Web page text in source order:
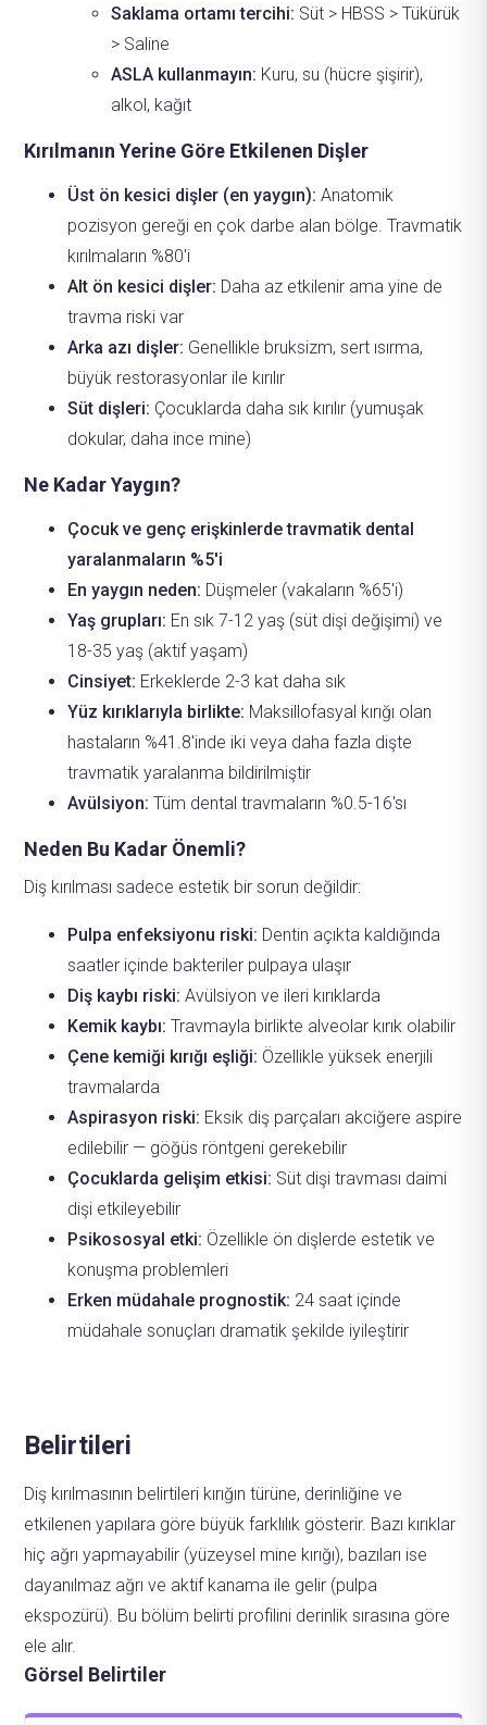
Saklama ortamı tercihi: Süt > HBSS > Tükürük
> Saline
ASLA kullanmayın: Kuru, su (hücre şişirir),
alkol, kağıt
Kırılmanın Yerine Göre Etkilenen Dişler
Üst ön kesici dişler (en yaygın): Anatomik
pozisyon gereği en çok darbe alan bölge. Travmatik
kırılmaların %80'i
Alt ön kesici dişler: Daha az etkilenir ama yine de
travma riski var
Arka azı dişler: Genellikle bruksizm, sert ısırma,
büyük restorasyonlar ile kırılır
Süt dişleri: Çocuklarda daha sık kırılır (yumuşak
dokular, daha ince mine)
Ne Kadar Yaygın?
Çocuk ve genç erişkinlerde travmatik dental
yaralanmaların %5'i
En yaygın neden: Düşmeler (vakaların %65'i)
Yaş grupları: En sık 7-12 yaş (süt dişi değişimi) ve
18-35 yaş (aktif yaşam)
Cinsiyet: Erkeklerde 2-3 kat daha sık
Yüz kırıklarıyla birlikte: Maksillofasyal kırığı olan
hastaların %41.8'inde iki veya daha fazla dişte
travmatik yaralanma bildirilmiştir
Avülsiyon: Tüm dental travmaların %0.5-16'sı
Neden Bu Kadar Önemli?
Diş kırılması sadece estetik bir sorun değildir:
Pulpa enfeksiyonu riski: Dentin açıkta kaldığında
saatler içinde bakteriler pulpaya ulaşır
Diş kaybı riski: Avülsiyon ve ileri kırıklarda
Kemik kaybı: Travmayla birlikte alveolar kırık olabilir
Çene kemiği kırığı eşliği: Özellikle yüksek enerjili
travmalarda
Aspirasyon riski: Eksik diş parçaları akciğere aspire
edilebilir — göğüs röntgeni gerekebilir
Çocuklarda gelişim etkisi: Süt dişi travması daimi
dişi etkileyebilir
Psikososyal etki: Özellikle ön dişlerde estetik ve
konuşma problemleri
Erken müdahale prognostik: 24 saat içinde
müdahale sonuçları dramatik şekilde iyileştirir
Belirtileri
Diş kırılmasının belirtileri kırığın türüne, derinliğine ve
etkilenen yapılara göre büyük farklılık gösterir. Bazı kırıklar
hiç ağrı yapmayabilir (yüzeysel mine kırığı), bazıları ise
dayanılmaz ağrı ve aktif kanama ile gelir (pulpa
ekspozürü). Bu bölüm belirti profilini derinlik sırasına göre
ele alır.
Görsel Belirtiler